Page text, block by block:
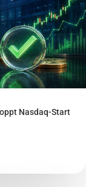
Nasdaq-Start